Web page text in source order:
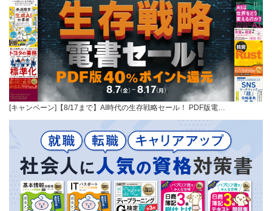
[キャンペーン]【8/17まで】AI時代の生存戦略セール！ PDF版電…